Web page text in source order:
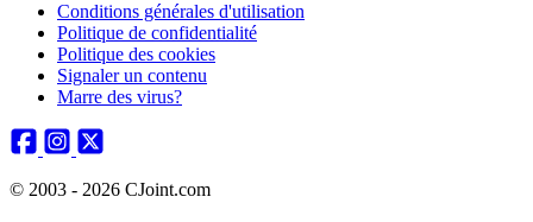
Conditions générales d'utilisation
Politique de confidentialité
Politique des cookies
Signaler un contenu
Marre des virus?
© 2003 - 2026 CJoint.com